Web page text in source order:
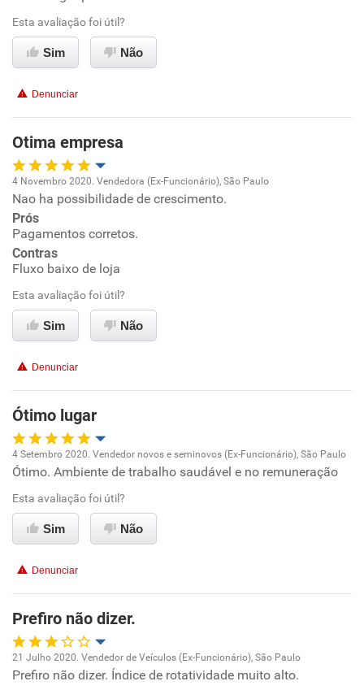
Ambiente de trabalho
Benefícios
Recomenda esta empresa
Esta avaliação foi útil?
Sim Não
Denunciar
Otima empresa
Oportunidade de promoção
Ambiente de trabalho
Benefícios
Recomenda esta empresa
Recomenda a diretoria
4 Novembro 2020. Vendedora (Ex-Funcionário), São Paulo
Nao ha possibilidade de crescimento.
Prós
Pagamentos corretos.
Contras
Fluxo baixo de loja
Esta avaliação foi útil?
Sim Não
Denunciar
Ótimo lugar
Oportunidade de promoção
Ambiente de trabalho
Benefícios
Recomenda esta empresa
Recomenda a diretoria
4 Setembro 2020. Vendedor novos e seminovos (Ex-Funcionário), São Paulo
Ótimo. Ambiente de trabalho saudável e no remuneração
Esta avaliação foi útil?
Sim Não
Denunciar
Prefiro não dizer.
Oportunidade de promoção
21 Julho 2020. Vendedor de Veículos (Ex-Funcionário), São Paulo
Prefiro não dizer. Índice de rotatividade muito alto.